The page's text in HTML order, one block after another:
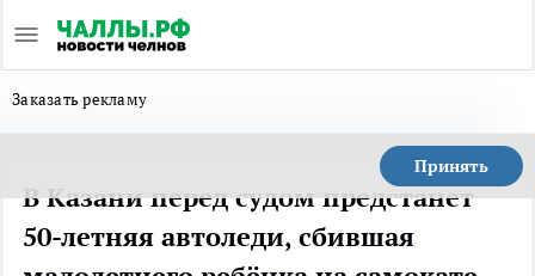
Заказать рекламу
Принять
В Казани перед судом предстанет
50-летняя автоледи, сбившая